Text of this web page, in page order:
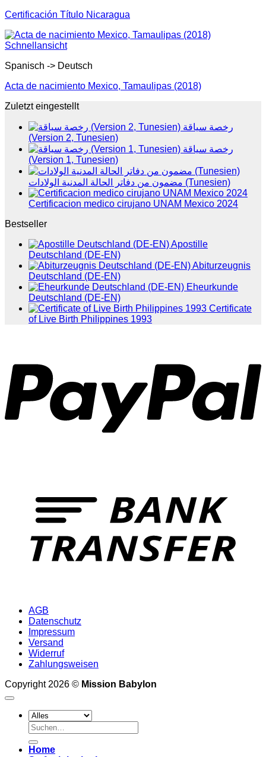
Certificación Título Nicaragua
Schnellansicht
Spanisch -> Deutsch
Acta de nacimiento Mexico, Tamaulipas (2018)
Zuletzt eingestellt
رخصة سياقة
(Version 2, Tunesien)
رخصة سياقة
(Version 1, Tunesien)
مضمون من دفاتر الحالة المدنية الولادات (Tunesien)
Certificacion medico cirujano UNAM Mexico 2024
Bestseller
Apostille
Deutschland (DE-EN)
Abiturzeugnis
Deutschland (DE-EN)
Eheurkunde
Deutschland (DE-EN)
Certificate
of Live Birth Philippines 1993
AGB
Datenschutz
Impressum
Versand
Widerruf
Zahlungsweisen
Copyright 2026 © Mission Babylon
Suchen
nach:
Home